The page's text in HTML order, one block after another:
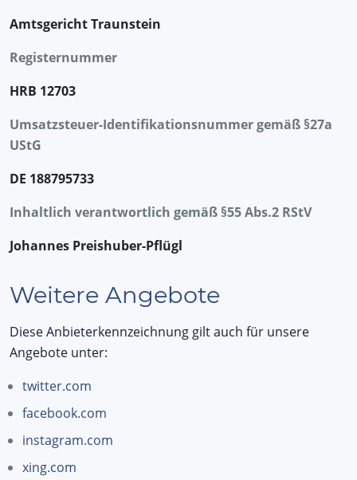
Amtsgericht Traunstein
Registernummer
HRB 12703
Umsatzsteuer-Identifikationsnummer gemäß §27a
UStG
DE 188795733
Inhaltlich verantwortlich gemäß §55 Abs.2 RStV
Johannes Preishuber-Pflügl
Weitere Angebote
Diese Anbieterkennzeichnung gilt auch für unsere
Angebote unter:
twitter.com
facebook.com
instagram.com
xing.com